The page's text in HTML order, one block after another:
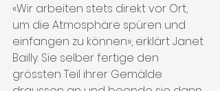
«Wir arbeiten stets direkt vor Ort,
um die Atmosphäre spüren und
einfangen zu können», erklärt Janet
Bailly. Sie selber fertige den
grössten Teil ihrer Gemälde